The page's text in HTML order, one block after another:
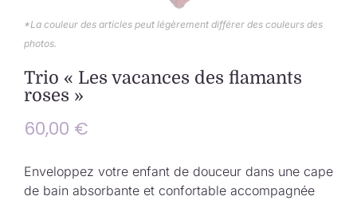
Collection de Noël
*La couleur des articles peut légèrement différer des couleurs des
photos.
Trio « Les vacances des flamants
roses »
60,00 €
Enveloppez votre enfant de douceur dans une cape
de bain absorbante et confortable accompagnée